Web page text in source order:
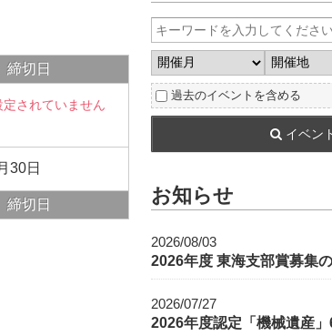
締切日
されていません
30日
締切日
過去のイベントを含める
イベン
お知らせ
2026/08/03
2026年度 東海支部賞募集
2026/07/27
2026年度認定「機械遺産」